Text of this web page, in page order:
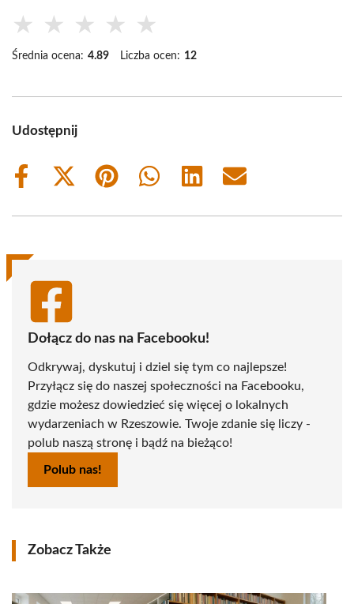
★ ★ ★ ★ ★
Średnia ocena: 4.89 Liczba ocen: 12
Udostępnij
Share
Share
(Twitter)
Share
Share
Share
Share
Dołącz do nas na Facebooku!
Odkrywaj, dyskutuj i dziel się tym co najlepsze!
Przyłącz się do naszej społeczności na Facebooku,
gdzie możesz dowiedzieć się więcej o lokalnych
wydarzeniach w Rzeszowie. Twoje zdanie się liczy -
polub naszą stronę i bądź na bieżąco!
Polub nas!
Zobacz Także